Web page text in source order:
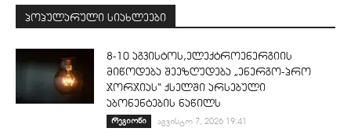
პოპულარული სიახლეები
8-10 აგვისტოს,ელექტროენერგიის
მიწოდება შეეზღუდება „ენერგო-პრო
ჯორჯიას“ ქსელში არსებული
აბონენტების ნაწილს
რეგიონი აგვისტო 7, 2026 19:41